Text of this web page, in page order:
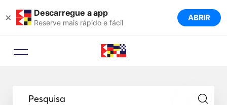
× Descarregue a app
Reserve mais rápido e fácil ABRIR
Pesquisa